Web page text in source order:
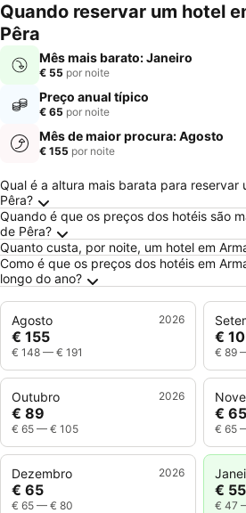
Quando reservar um hotel
Pêra
Mês mais barato: Janeiro
€ 55 por noite
Preço anual típico
€ 65 por noite
Mês de maior procura: Agosto
€ 155 por noite
Perguntas Frequentes
Qual é a altura mais barata para reservar
Pêra?
Quando é que os preços dos hotéis são
de Pêra?
Quanto custa, por noite, um hotel em
Como é que os preços dos hotéis em
longo do ano?
Agosto 2026
€ 155
€ 148 — € 191
€
€ 89
Outubro 2026
€ 89
€ 65 — € 105
€ 65
€ 65
Dezembro 2026
€ 65
€ 65 — € 80
€ 55
€ 47